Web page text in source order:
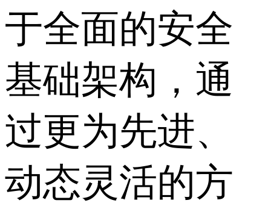
于全面的安全
基础架构，通
过更为先进、
动态灵活的方